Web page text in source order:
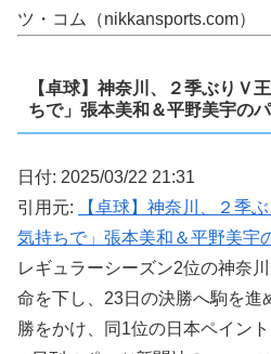
ツ・コム（nikkansports.com）
【卓球】神奈川、２季ぶりＶ
ちで」張本美和＆平野美宇の
日付: 2025/03/22 21:31
引用元:
【卓球】神奈川、２季
気持ちで」張本美和＆平野美宇
レギュラーシーズン2位の神奈
命を下し、23日の決勝へ駒を進
勝をかけ、同1位の日本ペイン